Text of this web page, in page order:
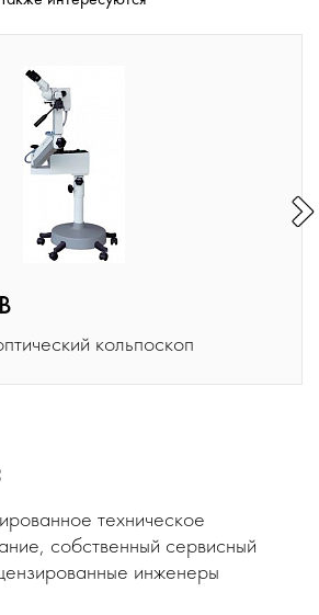
кольпоскоп
техническое
собственный сервисный
инженеры